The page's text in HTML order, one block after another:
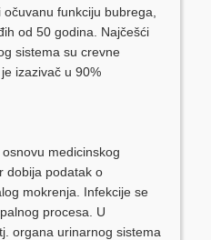
funkciju bubrega,
od 50 godina. Najčešći
sistema su crevne
izazivač u 90%
medicinskog
dobija podatak o
mokrenja. Infekcije se
procesa. U
organa urinarnog sistema